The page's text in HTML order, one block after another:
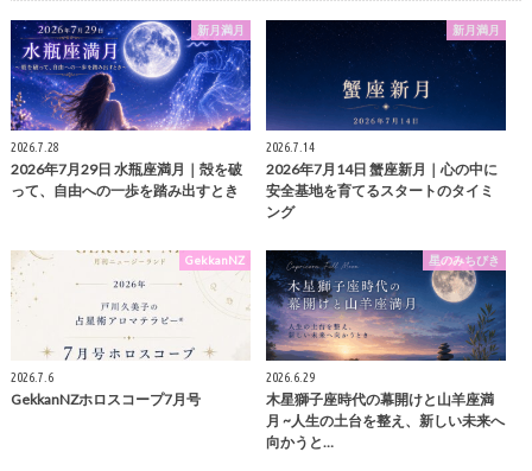
新月満月
2026.7.28
2026年7月29日 水瓶座満月｜殻を破
って、自由への一歩を踏み出すとき
新月満月
2026.7.14
2026年7月14日 蟹座新月｜心の中に
安全基地を育てるスタートのタイミ
ング
GekkanNZ
2026.7.6
GekkanNZホロスコープ7月号
星のみちびき
2026.6.29
木星獅子座時代の幕開けと山羊座満
月 ~人生の土台を整え、新しい未来へ
向かうと…